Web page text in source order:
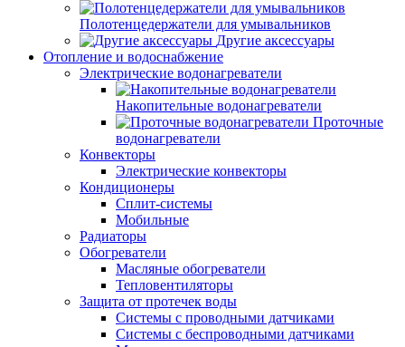
Полотенцедержатели для умывальников
Другие аксессуары
Отопление и водоснабжение
Электрические водонагреватели
Накопительные водонагреватели
Проточные
водонагреватели
Конвекторы
Электрические конвекторы
Кондиционеры
Сплит-системы
Мобильные
Радиаторы
Обогреватели
Масляные обогреватели
Тепловентиляторы
Защита от протечек воды
Системы с проводными датчиками
Системы с беспроводными датчиками